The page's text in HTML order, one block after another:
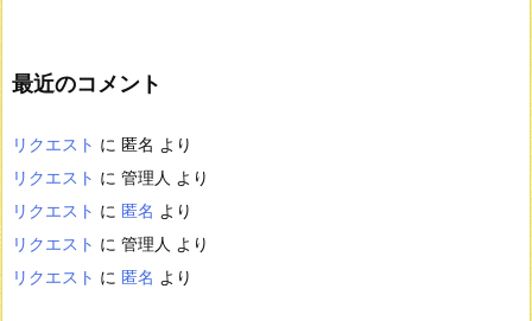
最近のコメント
リクエスト に 匿名 より
リクエスト に 管理人 より
リクエスト に 匿名 より
リクエスト に 管理人 より
リクエスト に 匿名 より